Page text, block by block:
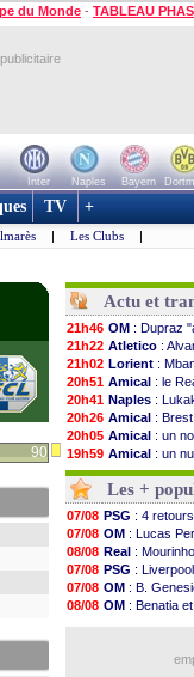
du Monde - TABLEAU
Inter Naples Bayern
TV +
| Les Clubs |
90
Actu et
21h46 OM : Dupraz
21h22 Atletico :
21h02 Lorient :
20h51 Amical : le
20h41 Naples :
20h26 Amical :
20h05 Amical : un
19h59 Amical : un
19h50 LA Galaxy:
19h37
Amical :
19h12 Amical: le
19h03
Amical :
18h52
Amical: Paris
18h41
Barça: De
18h23
Atletico:
18h01
Amical: Lens
17h37
Nottingham:
:
Les +
07/08 PSG : 4
07/08 OM : Lucas
08/08 Real :
07/08 PSG :
07/08 OM : B.
08/08 OM : Benatia